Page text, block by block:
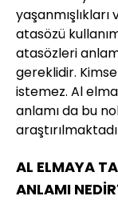
atasözü
atasözleri
gereklidir.
istemez. Al
anlamı da bu
AL ELMAYA
ANLAMI